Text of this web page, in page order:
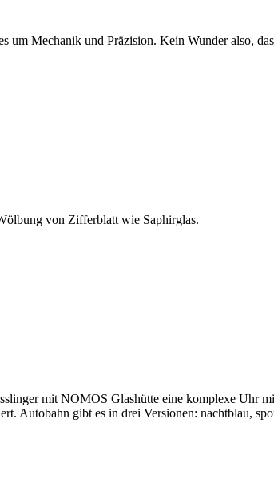
um Mechanik und Präzision. Kein Wunder also,
von Zifferblatt wie Saphirglas.
mit NOMOS Glashütte eine komplexe Uhr
Autobahn gibt es in drei Versionen: nachtblau,